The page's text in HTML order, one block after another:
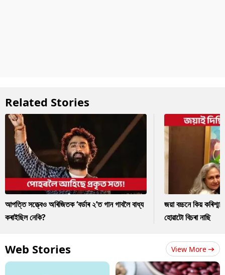
Related Stories
আপত্তি সত্ত্বেও অৰিজিতক ‘বৰ্ডাৰ ২’ত গান গাবলৈ বাধ্য
কৰাইছিল নেকি?
জয়া বচ্চনে কিয়
হোৱাটো বিচৰা নাছি
Web Stories View More